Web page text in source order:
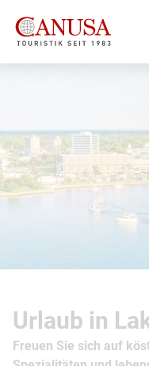
Reisearten
Inspiration
Urlaub in
Freuen Sie sich auf